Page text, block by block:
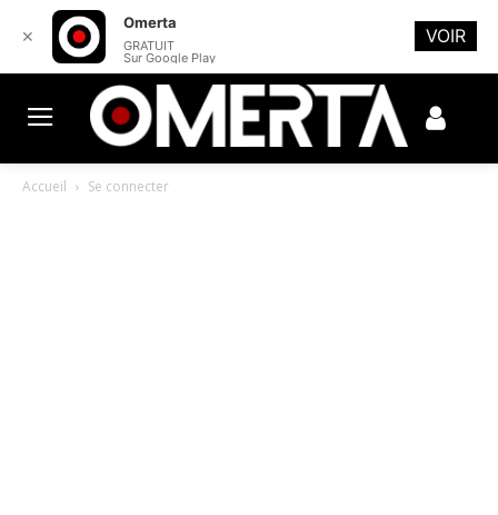
Accueil Se connecter
✕
Omerta
GRATUIT
Sur Google Play
VOIR